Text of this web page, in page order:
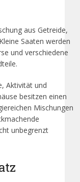
aus Getreide,
Saaten werden
und verschiedene
Aktivität und
besitzen einen
Mischungen
unbegrenzt